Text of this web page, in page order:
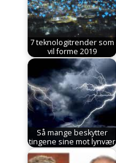
7 teknologitrender som
vil forme 2019
Så mange beskytter
tingene sine mot lynvær